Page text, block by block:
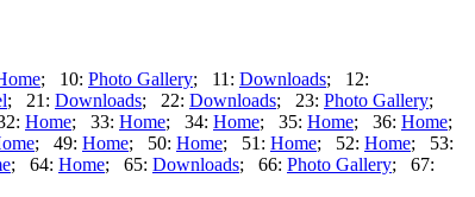
; 10: Photo Gallery; 11: Downloads; 12:
; 21: Downloads; 22: Downloads; 23: Photo Gallery;
Home; 33: Home; 34: Home; 35: Home; 36: Home;
; 49: Home; 50: Home; 51: Home; 52: Home; 53:
; 64: Home; 65: Downloads; 66: Photo Gallery; 67: